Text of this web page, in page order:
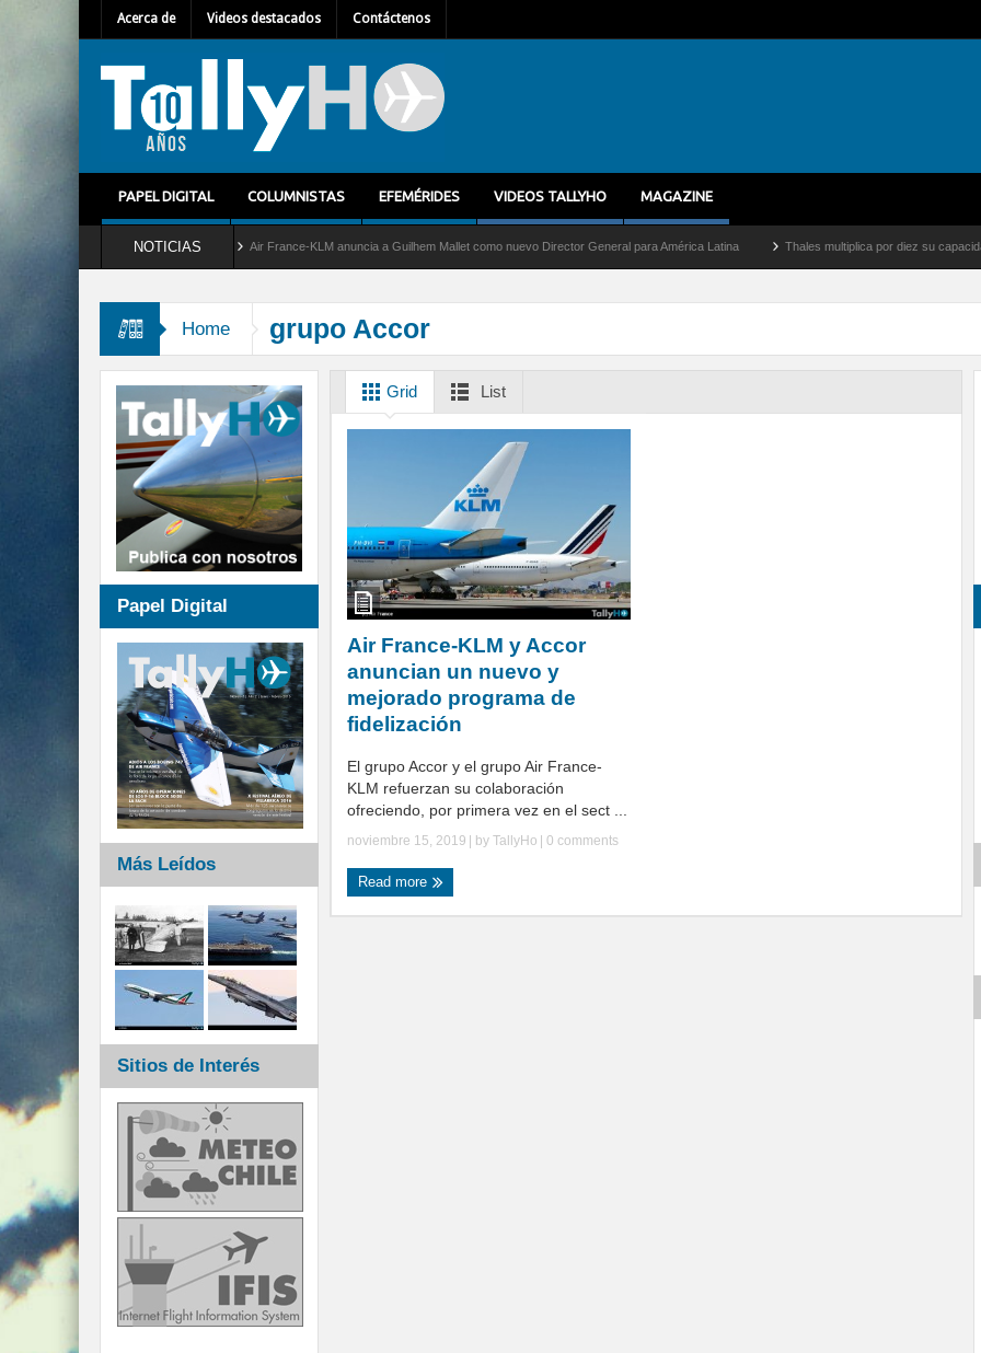
Acerca de Videos destacados Contáctenos
PAPEL DIGITAL COLUMNISTAS EFEMÉRIDES VIDEOS TALLYHO MAGAZINE
NOTICIAS
servicio al C-2 Greyhound Air France-KLM anuncia a Guilhem Mallet como nuevo Director General para América Latina Thales multiplica por diez su capacidad de
Home grupo Accor
Grid List
Air France-KLM y Accor
anuncian un nuevo y
mejorado programa de
fidelización
El grupo Accor y el grupo Air France-
KLM refuerzan su colaboración
ofreciendo, por primera vez en el sect ...
noviembre 15, 2019 | by TallyHo 0 comments
Read more
Papel Digital
Más Leídos
Sitios de Interés